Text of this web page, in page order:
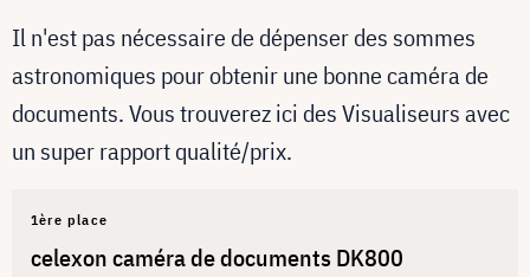
Il n'est pas nécessaire de dépenser des sommes
astronomiques pour obtenir une bonne caméra de
documents. Vous trouverez ici des Visualiseurs avec
un super rapport qualité/prix.
1ère place
celexon caméra de documents DK800